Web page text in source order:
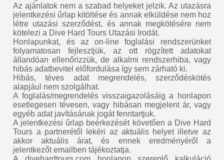
Az ajánlatok nem a szabad helyeket jelzik. Az utazásra
jelentkezési űrlap kitöltése és annak elküldése nem hoz
létre utazási szerződést, és annak megkötésére nem
kötelezi a Dive Hard Tours Utazási Irodát.
Honlapunkat, és az on-line foglalási rendszerünket
folyamatosan fejlesztjük, az ott rögzített adatokat
állandóan ellenőrizzük, de alkalmi rendszerhiba, vagy
hibás adatbevitel előfordulása így sem zárható ki.
Hibás, téves adat megrendelés, szerződéskötés
alapjául nem szolgálhat.
A foglalás/megrendelés visszaigazolásáig a honlapon
esetlegesen tévesen, vagy hibásan megjelent ár, vagy
egyéb adat javításának jogát fenntartjuk.
A jelentkezési űrlap beérkezését követően a Dive Hard
Tours a partnerétől lekéri az aktuális helyet illetve az
akkor aktuális árat, és ennek eredményéről a
jelentkezőt emailben tájékoztatja.